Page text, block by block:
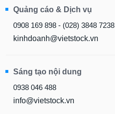
Quảng cáo & Dịch vụ
0908 169 898 - (028) 3848 7238
kinhdoanh@vietstock.vn
Sáng tạo nội dung
0938 046 488
info@vietstock.vn